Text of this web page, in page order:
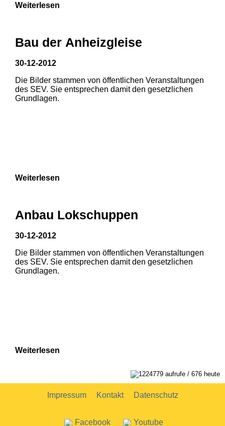
1 2
Weiterlesen
Bau der Anheizgleise
30-12-2012
Die Bilder stammen von öffentlichen Veranstaltungen
des SEV. Sie entsprechen damit den gesetzlichen
Grundlagen.
Weiterlesen
Anbau Lokschuppen
30-12-2012
Die Bilder stammen von öffentlichen Veranstaltungen
des SEV. Sie entsprechen damit den gesetzlichen
Grundlagen.
Weiterlesen
1224779 aufrufe / 676 heute
Impressum Kontakt Datenschutz
Facebook Youtube